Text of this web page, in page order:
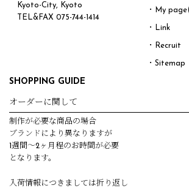
Kyoto-City, Kyoto
TEL&FAX075-744-1414
・My
・Link
・Recruit
・Sitemap
SHOPPING GUIDE
オーダーに関して
制作が必要な商品の場合
ブランドにより異なりますが
1週間～2ヶ月程のお時間が必要
となります。
入荷情報につきましては折り返し